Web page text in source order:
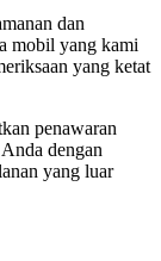
dan
mobil yang kami
yang ketat
penawaran
dengan
yang luar